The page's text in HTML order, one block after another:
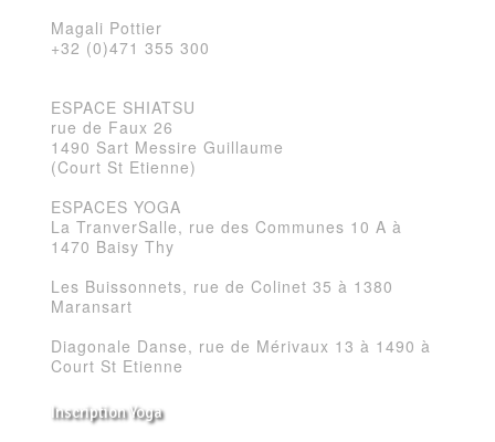
Magali Pottier
+32 (0)471 355 300
ESPACE SHIATSU
rue de Faux 26
1490 Sart Messire Guillaume
(Court St Etienne)
ESPACES YOGA
La TranverSalle, rue des Communes 10 A à
1470 Baisy Thy
Les Buissonnets, rue de Colinet 35 à 1380
Maransart
Diagonale Danse, rue de Mérivaux 13 à 1490 à
Court St Etienne
Inscription Yoga